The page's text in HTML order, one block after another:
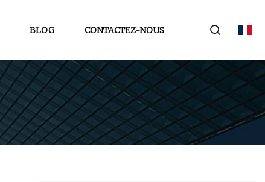
BLOG CONTACTEZ-NOUS